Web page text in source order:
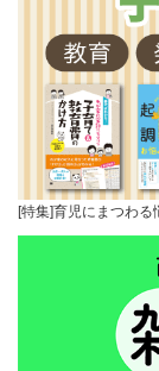
[特集]育児にまつわ